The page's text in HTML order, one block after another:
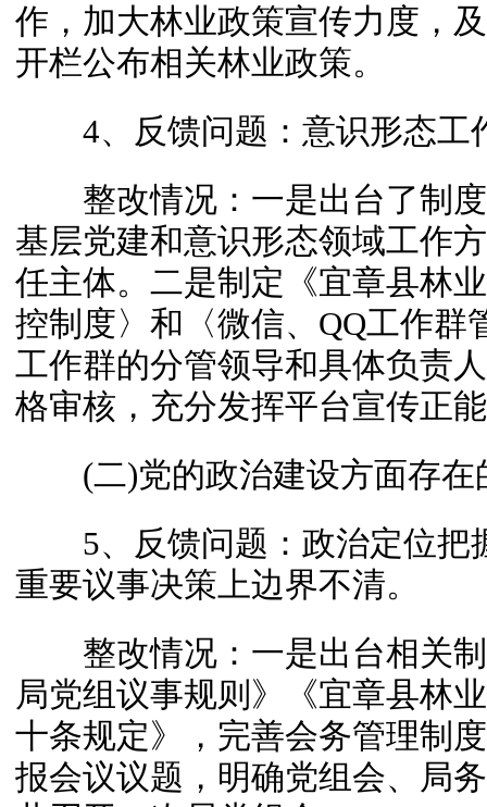
作，加大林业政策宣传力度，
开栏公布相关林业政策。
4、反馈问题：意识形态工
整改情况：一是出台了制度
基层党建和意识形态领域工作
任主体。二是制定《宜章县林
控制度〉和〈微信、QQ工作群
工作群的分管领导和具体负责
格审核，充分发挥平台宣传正
(二)党的政治建设方面存在
5、反馈问题：政治定位把
重要议事决策上边界不清。
整改情况：一是出台相关制
局党组议事规则》《宜章县林
十条规定》，完善会务管理制
报会议议题，明确党组会、局